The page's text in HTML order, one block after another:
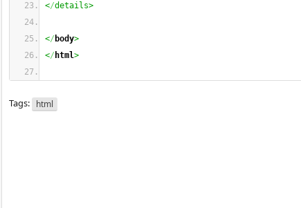
</details>
</ body>
</ html>
Tags: html